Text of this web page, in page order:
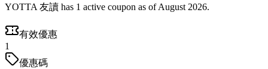
YOTTA 友讀 has 1 active coupon as of August 2026.
有效優惠
1
優惠碼